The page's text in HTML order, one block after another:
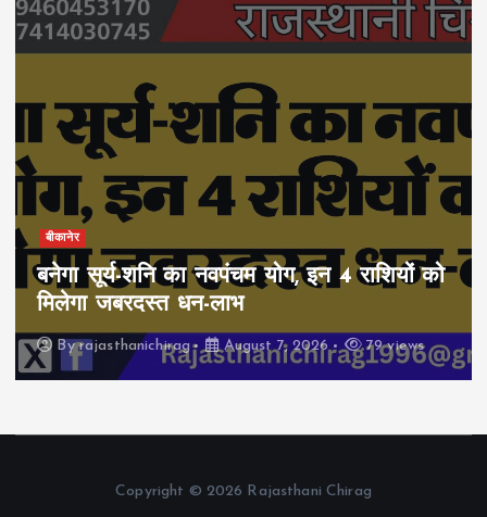
बीकानेर
बनेगा सूर्य-शनि का नवपंचम योग, इन 4 राशियों को
मिलेगा जबरदस्त धन-लाभ
Byrajasthanichirag August 7, 2026 79 views
Copyright © 2026 Rajasthani Chirag